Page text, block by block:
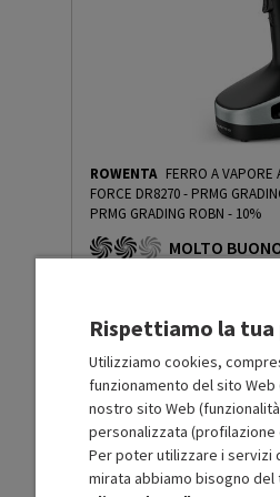
Serbatoio estraibile
ROWENTA FERRO A VAPORE
FORCE DR8270 - PRMG
PRMG GRADING ROBN - 10%
MOLTO
N: Prodotto funzionante
Prodotto Nuovo 59.99
Ricondizionato Prezzo
53.99a-
In Promozione
Aggiungi al
Rispettiamo la tua
Utilizziamo cookies,
funzionamento del sito
nostro sito Web
personalizzata (profilazione
Per poter utilizzare i servizi
mirata abbiamo bisogno del